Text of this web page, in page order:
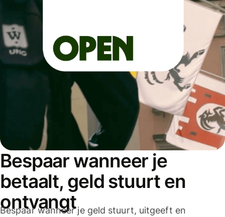
Bespaar wanneer je
betaalt, geld stuurt en
ontvangt
Bespaar wanneer je geld stuurt, uitgeeft en